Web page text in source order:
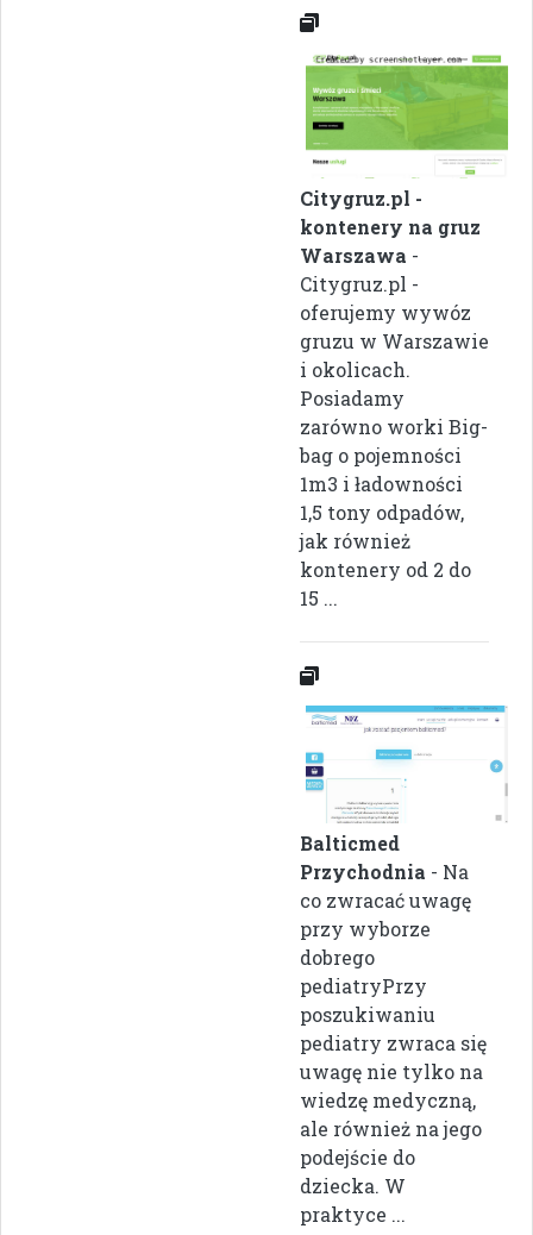
Citygruz.pl -
kontenery na gruz
Warszawa -
Citygruz.pl -
oferujemy wywóz
gruzu w Warszawie
i okolicach.
Posiadamy
zarówno worki Big-
bag o pojemności
1m3 i ładowności
1,5 tony odpadów,
jak również
kontenery od 2 do
15 ...
Balticmed
Przychodnia - Na
co zwracać uwagę
przy wyborze
dobrego
pediatryPrzy
poszukiwaniu
pediatry zwraca się
uwagę nie tylko na
wiedzę medyczną,
ale również na jego
podejście do
dziecka. W
praktyce ...